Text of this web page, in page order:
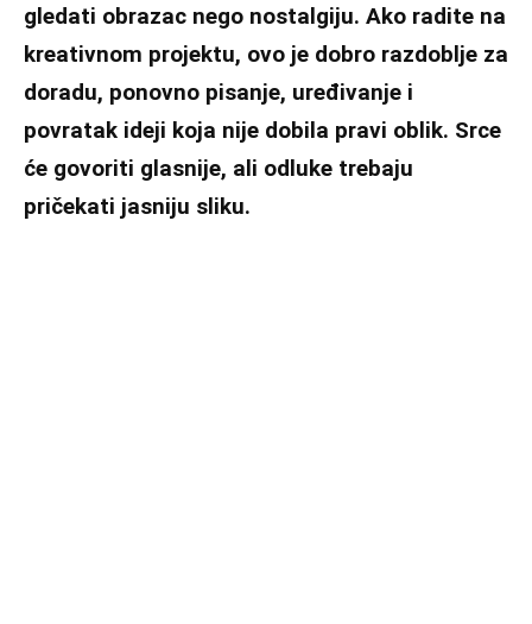
gledati obrazac nego nostalgiju. Ako radite na
kreativnom projektu, ovo je dobro razdoblje za
doradu, ponovno pisanje, uređivanje i
povratak ideji koja nije dobila pravi oblik. Srce
će govoriti glasnije, ali odluke trebaju
pričekati jasniju sliku.